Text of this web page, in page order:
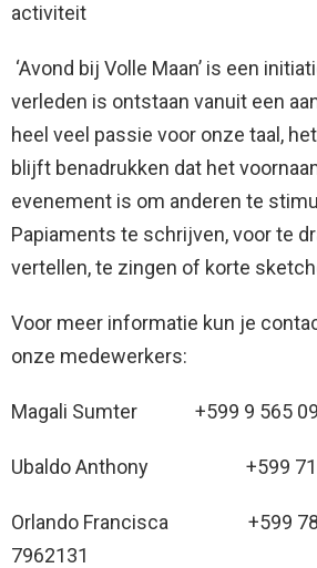
activiteit
‘Avond bij Volle Maan’ is een
verleden is ontstaan vanuit een
heel veel passie voor onze taal,
blijft benadrukken dat het
evenement is om anderen te
Papiaments te schrijven, voor te
vertellen, te zingen of korte
Voor meer informatie kun je
onze medewerkers:
Magali Sumter +599 9 565
Ubaldo Anthony +599
Orlando Francisca +599 786
7962131